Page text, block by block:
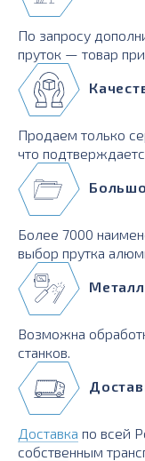
По запросу
пруток — товар
Продаем только
что
Более 7000
выбор прутка
Возможна
станков.
Доставка по всей
собственным